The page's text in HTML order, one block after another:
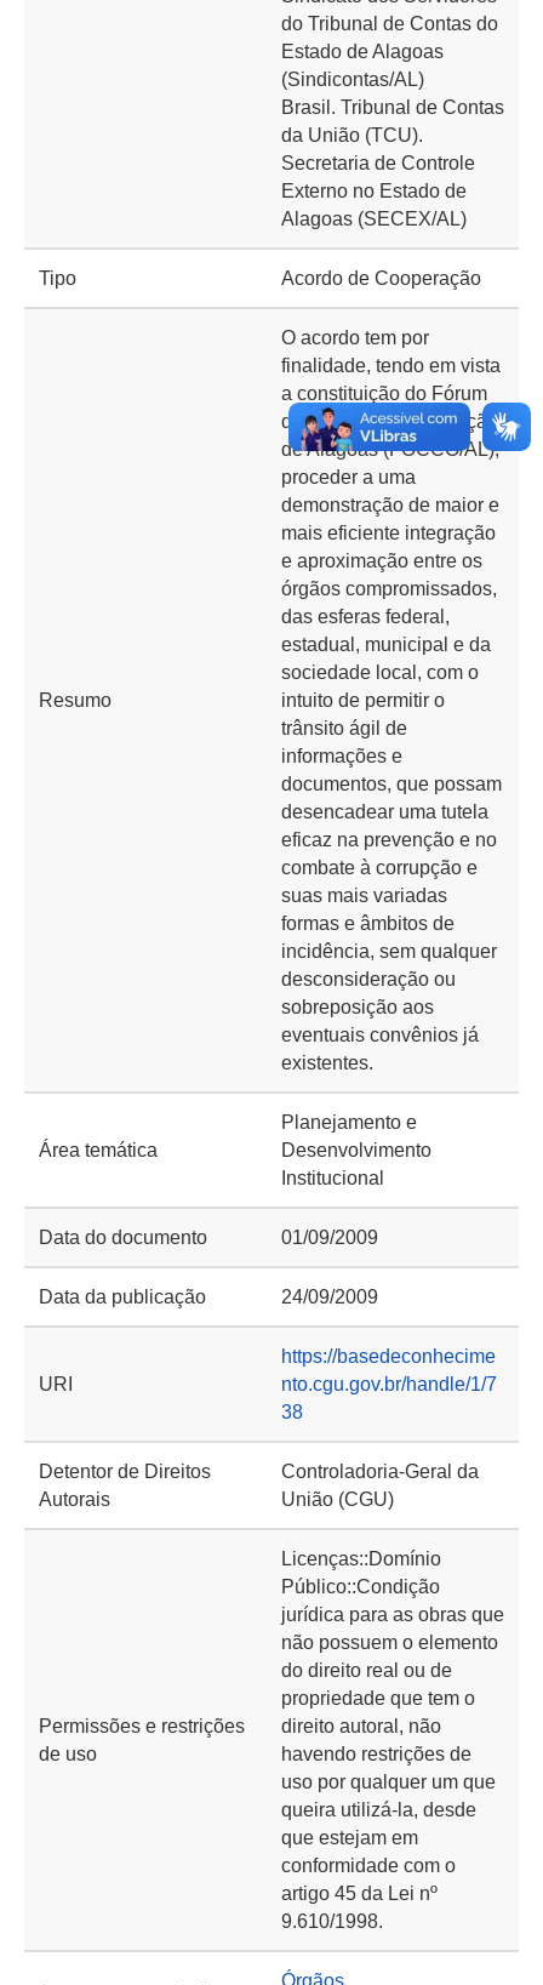
do Tribunal de Contas do
Estado de Alagoas
(Sindicontas/AL)
Brasil. Tribunal de Contas
da União (TCU).
Secretaria de Controle
Externo no Estado de
Alagoas (SECEX/AL)
Tipo Acordo de Cooperação
Resumo
O acordo tem por
finalidade, tendo em vista
a constituição do Fórum
de Combate à Corrupção
de Alagoas (FOCCO/AL),
proceder a uma
demonstração de maior e
mais eficiente integração
e aproximação entre os
órgãos compromissados,
das esferas federal,
estadual, municipal e da
sociedade local, com o
intuito de permitir o
trânsito ágil de
informações e
documentos, que possam
desencadear uma tutela
eficaz na prevenção e no
combate à corrupção e
suas mais variadas
formas e âmbitos de
incidência, sem qualquer
desconsideração ou
sobreposição aos
eventuais convênios já
existentes.
Área temática
Planejamento e
Desenvolvimento
Institucional
Data do documento 01/09/2009
Data da publicação 24/09/2009
URI
https://basedeconhecime
nto.cgu.gov.br/handle/1/7
38
Detentor de Direitos
Autorais
Controladoria-Geral da
União (CGU)
Permissões e restrições
de uso
Licenças::Domínio
Público::Condição
jurídica para as obras que
não possuem o elemento
do direito real ou de
propriedade que tem o
direito autoral, não
havendo restrições de
uso por qualquer um que
queira utilizá-la, desde
que estejam em
conformidade com o
artigo 45 da Lei nº
9.610/1998.
Órgãos